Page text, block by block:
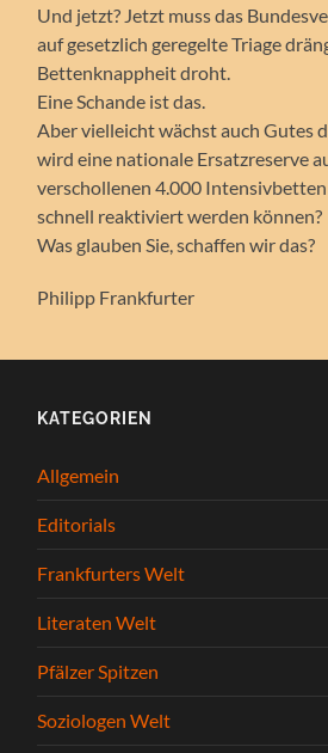
Und jetzt? Jetzt muss das
auf gesetzlich geregelte Triage
Bettenknappheit droht.
Eine Schande ist das.
Aber vielleicht wächst auch Gutes
wird eine nationale Ersatzreserve
verschollenen 4.000
schnell reaktiviert werden können?
Was glauben Sie, schaffen wir das?
Philipp Frankfurter
KATEGORIEN
Allgemein
Editorials
Frankfurters Welt
Literaten Welt
Pfälzer Spitzen
Soziologen Welt